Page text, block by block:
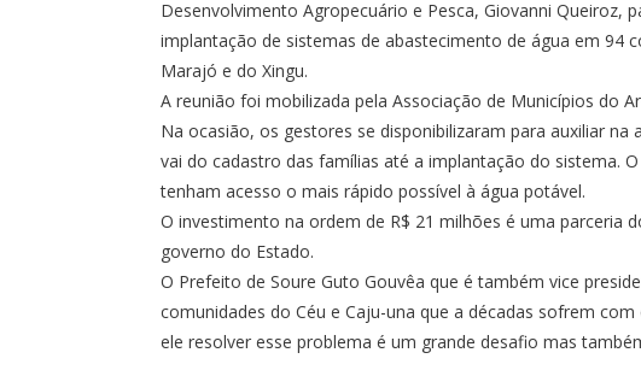
Desenvolvimento Agropecuário e Pesca, Giovanni Queiroz,
implantação de sistemas de abastecimento de água em 94
Marajó e do Xingu.
A reunião foi mobilizada pela Associação de Municípios do
Na ocasião, os gestores se disponibilizaram para auxiliar na
vai do cadastro das famílias até a implantação do sistema.
tenham acesso o mais rápido possível à água potável.
O investimento na ordem de R$ 21 milhões é uma parceria
governo do Estado.
O Prefeito de Soure Guto Gouvêa que é também vice
comunidades do Céu e Caju-una que a décadas sofrem
ele resolver esse problema é um grande desafio mas